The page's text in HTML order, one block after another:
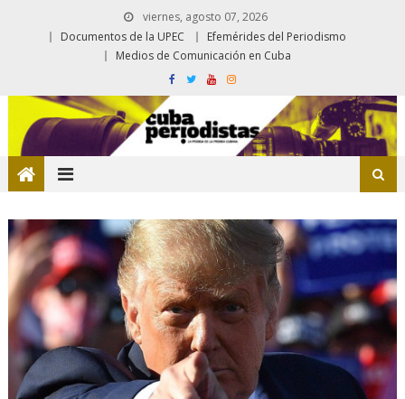
viernes, agosto 07, 2026
Documentos de la UPEC
Efemérides del Periodismo
Medios de Comunicación en Cuba